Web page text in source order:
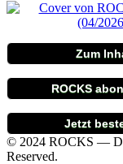
Zum
ROCKS
Jetzt
© 2024 ROCKS —
Reserved.